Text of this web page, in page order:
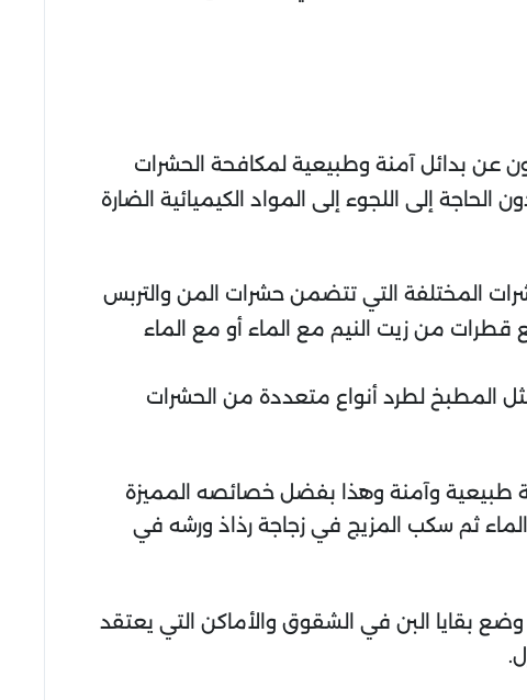
عن بدائل آمنة وطبيعية لمكافحة الحشرات
إلى اللجوء إلى المواد الكيميائية الضارة
المختلفة التي تتضمن حشرات المن والتربس
قطرات من زيت النيم مع الماء أو مع الماء
لطرد أنواع متعددة من الحشرات
طبيعية وآمنة وهذا بفضل خصائصه المميزة
ثم سكب المزيج في زجاجة رذاذ ورشه في
بقايا البن في الشقوق والأماكن التي يعتقد